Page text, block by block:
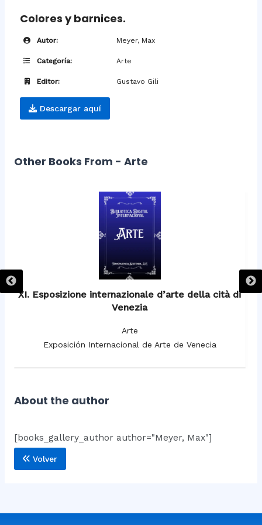
Colores y barnices.
Autor: Meyer, Max
Categoría: Arte
Editor: Gustavo Gili
Descargar aquí
Other Books From - Arte
XI. Esposizione internazionale d’arte della cità di
Venezia
Arte
Exposición Internacional de Arte de Venecia
About the author
[books_gallery_author author="Meyer, Max"]
Volver